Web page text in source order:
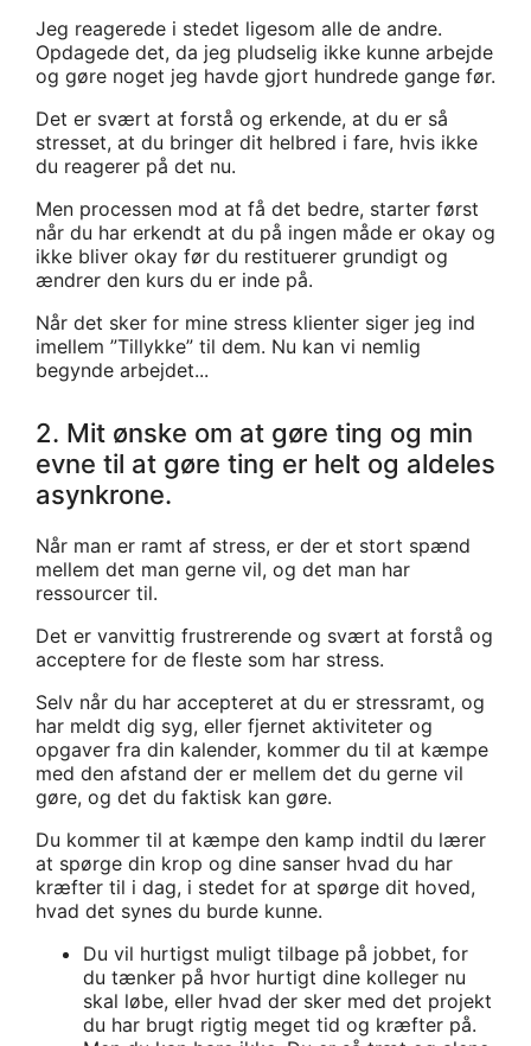
Jeg reagerede i stedet ligesom alle de andre.
Opdagede det, da jeg pludselig ikke kunne arbejde
og gøre noget jeg havde gjort hundrede gange før.
Det er svært at forstå og erkende, at du er så
stresset, at du bringer dit helbred i fare, hvis ikke
du reagerer på det nu.
Men processen mod at få det bedre, starter først
når du har erkendt at du på ingen måde er okay og
ikke bliver okay før du restituerer grundigt og
ændrer den kurs du er inde på.
Når det sker for mine stress klienter siger jeg ind
imellem ”Tillykke” til dem. Nu kan vi nemlig
begynde arbejdet...
2. Mit ønske om at gøre ting og min
evne til at gøre ting er helt og aldeles
asynkrone.
Når man er ramt af stress, er der et stort spænd
mellem det man gerne vil, og det man har
ressourcer til.
Det er vanvittig frustrerende og svært at forstå og
acceptere for de fleste som har stress.
Selv når du har accepteret at du er stressramt, og
har meldt dig syg, eller fjernet aktiviteter og
opgaver fra din kalender, kommer du til at kæmpe
med den afstand der er mellem det du gerne vil
gøre, og det du faktisk kan gøre.
Du kommer til at kæmpe den kamp indtil du lærer
at spørge din krop og dine sanser hvad du har
kræfter til i dag, i stedet for at spørge dit hoved,
hvad det synes du burde kunne.
Du vil hurtigst muligt tilbage på jobbet, for
du tænker på hvor hurtigt dine kolleger nu
skal løbe, eller hvad der sker med det projekt
du har brugt rigtig meget tid og kræfter på.